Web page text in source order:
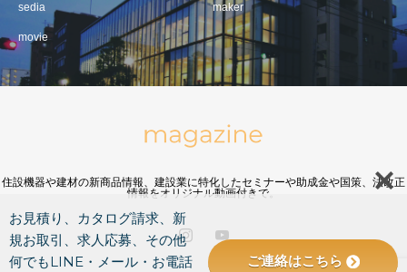
sedia maker
movie
住設機器や建材の新商品情報、建設業に特化したセミナーや助成金や国策、法改正
情報をオリジナル動画付きで。
お見積り、カタログ請求、新
規お取引、求人応募、その他
何でもLINE・メール・お電話
ご連絡はこちら